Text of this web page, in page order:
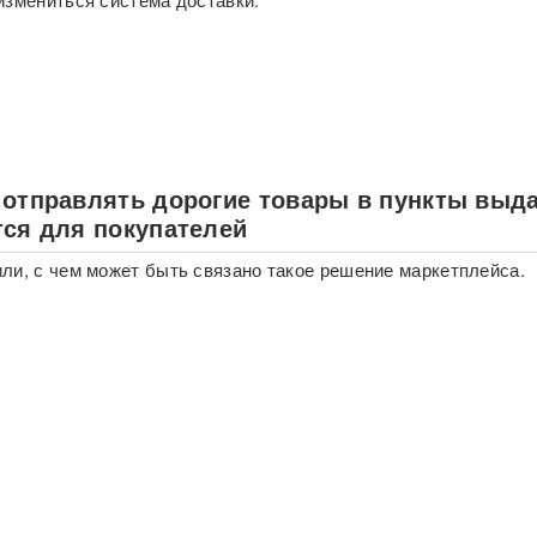
дорогие товары в пункты
для покупателей
с чем может быть связано такое решение маркетплейса.